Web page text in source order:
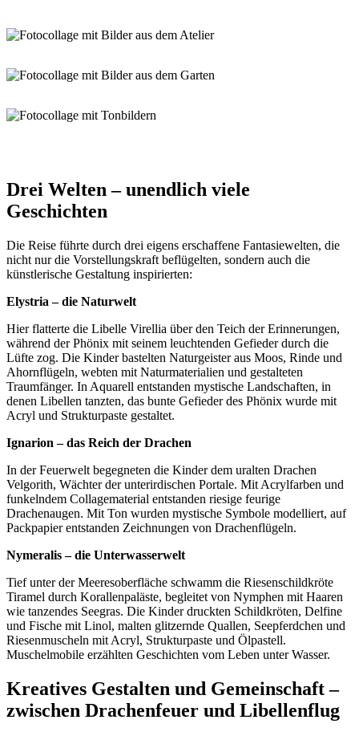
Drei Welten – unendlich viele
Geschichten
Die Reise führte durch drei eigens erschaffene Fantasiewelten, die
nicht nur die Vorstellungskraft beflügelten, sondern auch die
künstlerische Gestaltung inspirierten:
Elystria – die Naturwelt
Hier flatterte die Libelle Virellia über den Teich der Erinnerungen,
während der Phönix mit seinem leuchtenden Gefieder durch die
Lüfte zog. Die Kinder bastelten Naturgeister aus Moos, Rinde und
Ahornflügeln, webten mit Naturmaterialien und gestalteten
Traumfänger. In Aquarell entstanden mystische Landschaften, in
denen Libellen tanzten, das bunte Gefieder des Phönix wurde mit
Acryl und Strukturpaste gestaltet.
Ignarion – das Reich der Drachen
In der Feuerwelt begegneten die Kinder dem uralten Drachen
Velgorith, Wächter der unterirdischen Portale. Mit Acrylfarben und
funkelndem Collagematerial entstanden riesige feurige
Drachenaugen. Mit Ton wurden mystische Symbole modelliert, auf
Packpapier entstanden Zeichnungen von Drachenflügeln.
Nymeralis – die Unterwasserwelt
Tief unter der Meeresoberfläche schwamm die Riesenschildkröte
Tiramel durch Korallenpaläste, begleitet von Nymphen mit Haaren
wie tanzendes Seegras. Die Kinder druckten Schildkröten, Delfine
und Fische mit Linol, malten glitzernde Quallen, Seepferdchen und
Riesenmuscheln mit Acryl, Strukturpaste und Ölpastell.
Muschelmobile erzählten Geschichten vom Leben unter Wasser.
Kreatives Gestalten und Gemeinschaft –
zwischen Drachenfeuer und Libellenflug